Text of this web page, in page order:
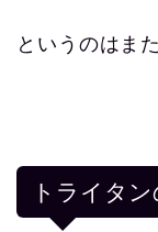
というのはま
トライタ